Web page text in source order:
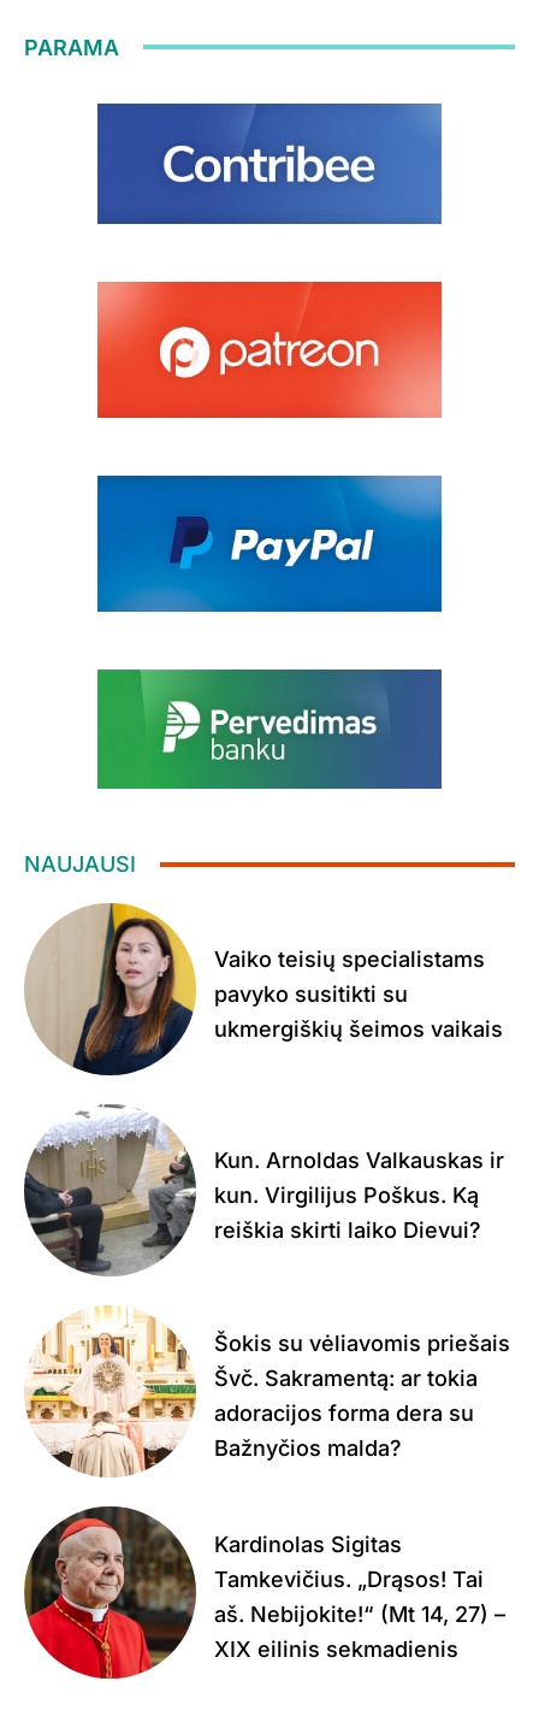
PARAMA
NAUJAUSI
Vaiko teisių specialistams
pavyko susitikti su
ukmergiškių šeimos vaikais
Kun. Arnoldas Valkauskas ir
kun. Virgilijus Poškus. Ką
reiškia skirti laiko Dievui?
Šokis su vėliavomis priešais
Švč. Sakramentą: ar tokia
adoracijos forma dera su
Bažnyčios malda?
Kardinolas Sigitas
Tamkevičius. „Drąsos! Tai
aš. Nebijokite!“ (Mt 14, 27) –
XIX eilinis sekmadienis